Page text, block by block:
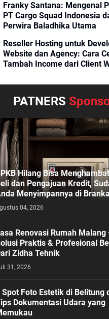
Franky Santana: Mengenal
PT Cargo Squad Indonesia
Perwira Baladhika Utama
Reseller Hosting untuk
Website dan Agency: Cara
Tambah Income dari Client
PATNERS
Hilang Bisa
dan Pengajuan Kredit,
Menyimpannya di
04, 2026
Renovasi Rumah Malang
Praktis & Profesional
Zidha Tehnik
31, 2026
Spot Foto Estetik di Belitung
Dokumentasi Udara yang